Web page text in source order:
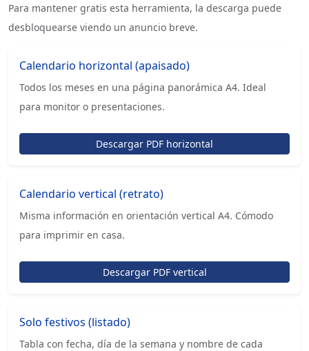
Para mantener gratis esta herramienta, la descarga puede
desbloquearse viendo un anuncio breve.
Calendario horizontal (apaisado)
Todos los meses en una página panorámica A4. Ideal
para monitor o presentaciones.
Descargar PDF horizontal
Calendario vertical (retrato)
Misma información en orientación vertical A4. Cómodo
para imprimir en casa.
Descargar PDF vertical
Solo festivos (listado)
Tabla con fecha, día de la semana y nombre de cada